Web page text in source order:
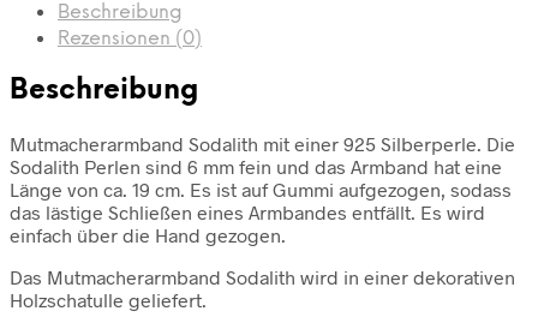
Beschreibung
Rezensionen (0)
Beschreibung
Mutmacherarmband Sodalith mit einer 925 Silberperle. Die
Sodalith Perlen sind 6 mm fein und das Armband hat eine
Länge von ca. 19 cm. Es ist auf Gummi aufgezogen, sodass
das lästige Schließen eines Armbandes entfällt. Es wird
einfach über die Hand gezogen.
Das Mutmacherarmband Sodalith wird in einer dekorativen
Holzschatulle geliefert.